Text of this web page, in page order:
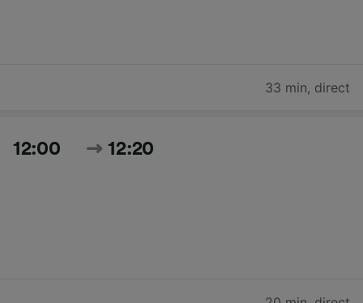
33 min, direct
12:00 12:20